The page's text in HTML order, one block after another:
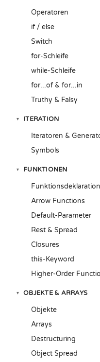
Operatoren
if / else
Switch
for-Schleife
while-Schleife
for...of & for...in
Truthy & Falsy
▾ ITERATION
Iteratoren &
Symbols
▾ FUNKTIONEN
Funktionsdeklaration
Arrow Functions
Default-Parameter
Rest & Spread
Closures
this-Keyword
Higher-Order
▾ OBJEKTE & ARRAYS
Objekte
Arrays
Destructuring
Object Spread